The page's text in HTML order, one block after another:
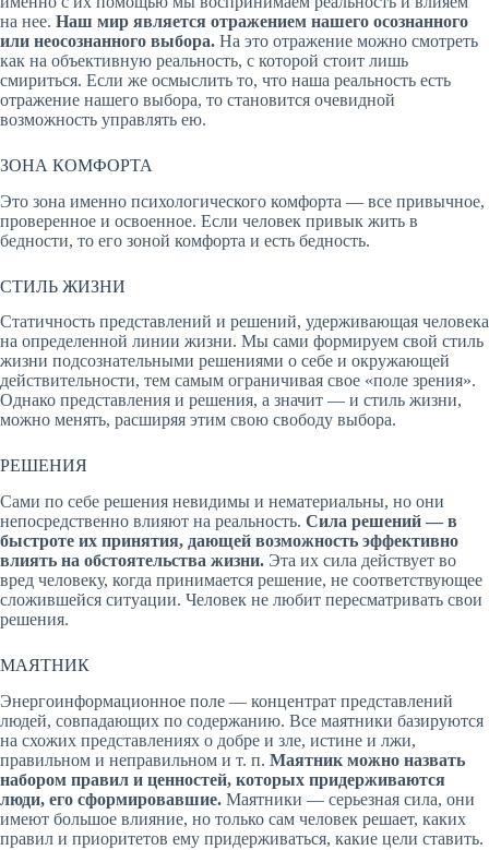
на нее. Наш мир является отражением нашего осознанного
или неосознанного выбора. На это отражение можно смотреть
как на объективную реальность, с которой стоит лишь
смириться. Если же осмыслить то, что наша реальность есть
отражение нашего выбора, то становится очевидной
возможность управлять ею.
ЗОНА КОМФОРТА
Это зона именно психологического комфорта — все привычное,
проверенное и освоенное. Если человек привык жить в
бедности, то его зоной комфорта и есть бедность.
СТИЛЬ ЖИЗНИ
Статичность представлений и решений, удерживающая человека
на определенной линии жизни. Мы сами формируем свой стиль
жизни подсознательными решениями о себе и окружающей
действительности, тем самым ограничивая свое «поле зрения».
Однако представления и решения, а значит — и стиль жизни,
можно менять, расширяя этим свою свободу выбора.
РЕШЕНИЯ
Сами по себе решения невидимы и нематериальны, но они
непосредственно влияют на реальность. Сила решений — в
быстроте их принятия, дающей возможность эффективно
влиять на обстоятельства жизни. Эта их сила действует во
вред человеку, когда принимается решение, не соответствующее
сложившейся ситуации. Человек не любит пересматривать свои
решения.
МАЯТНИК
Энергоинформационное поле — концентрат представлений
людей, совпадающих по содержанию. Все маятники базируются
на схожих представлениях о добре и зле, истине и лжи,
правильном и неправильном и т. п. Маятник можно назвать
набором правил и ценностей, которых придерживаются
люди, его сформировавшие. Маятники — серьезная сила, они
имеют большое влияние, но только сам человек решает, каких
правил и приоритетов ему придерживаться, какие цели ставить.